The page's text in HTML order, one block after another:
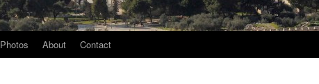
Photos About Contact